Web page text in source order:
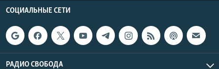
СОЦИАЛЬНЫЕ СЕТИ
РАДИО СВОБОДА